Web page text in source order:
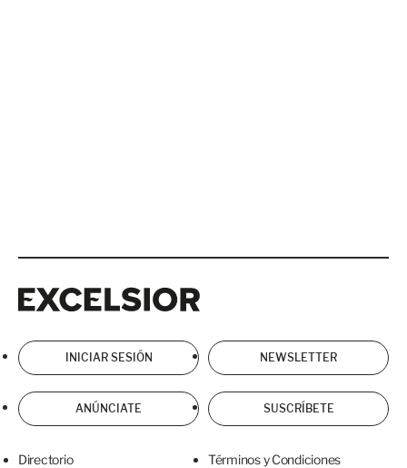
INICIAR SESIÓN NEWSLETTER
ANÚNCIATE SUSCRÍBETE
Directorio Términos y Condiciones